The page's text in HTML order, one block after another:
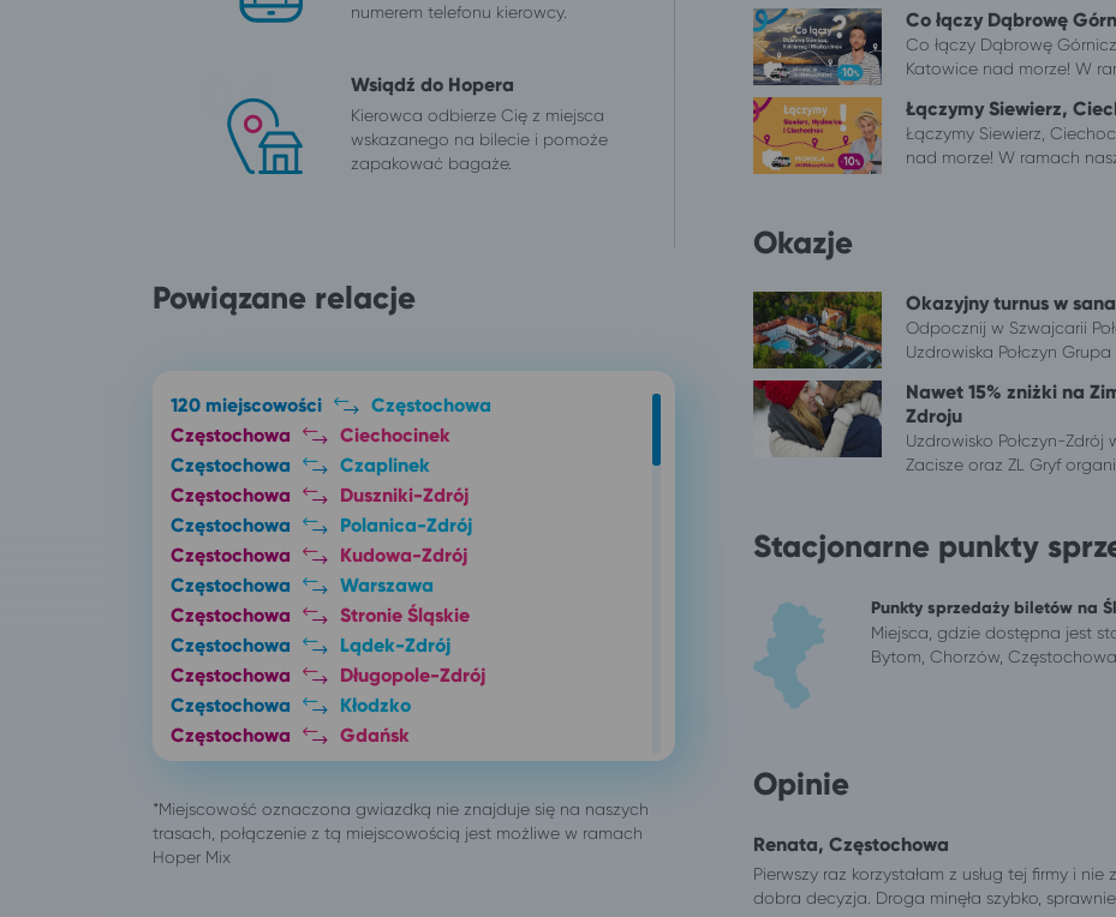
numerem telefonu kierowcy.
Wsiądź do Hopera
Kierowca odbierze Cię z miejsca
wskazanego na bilecie i pomoże
zapakować bagaże.
Powiązane relacje
120 miejscowości
Częstochowa
Częstochowa
Ciechocinek
Częstochowa
Czaplinek
Częstochowa
Duszniki-Zdrój
Częstochowa
Polanica-Zdrój
Częstochowa
Kudowa-Zdrój
Częstochowa
Warszawa
Częstochowa
Stronie Śląskie
Częstochowa
Lądek-Zdrój
Częstochowa
Długopole-Zdrój
Częstochowa
Kłodzko
Częstochowa
Gdańsk
Częstochowa
Władysławowo
Częstochowa
Międzyzdroje
Częstochowa
Co łączy Dąbrowę
Co łączy Dąbrowę
Katowice nad morze! W
Łączymy Siewierz,
Łączymy Siewierz,
nad morze! W ramach
Okazje
Okazyjny turnus w
Odpocznij w Szwajcarii
Uzdrowiska Połczyn Grupa
Nawet 15% zniżki na
Zdroju
Uzdrowisko Połczyn-
Zacisze oraz ZL Gryf
Stacjonarne punkty
Punkty sprzedaży biletów na
Miejsca, gdzie dostępna jest
Bytom, Chorzów,
Opinie
Renata, Częstochowa
Pierwszy raz korzystałam z usług tej firmy i nie
dobra decyzja. Droga minęła szybko, sprawnie